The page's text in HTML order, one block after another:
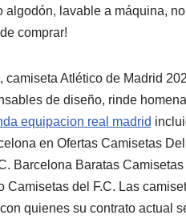
lavable a máquina,
comprar!
Atlético de Madrid
de diseño, rinde
equipacion real madrid
en Ofertas Camisetas
Barcelona Baratas
del F.C. Las
quienes su contrato actual